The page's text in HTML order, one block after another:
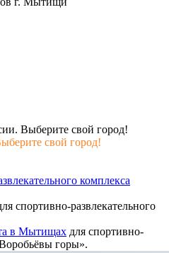
Выберите свой город!
свой город!
комплекса
спортивно-развлекательного
в Мытищах для спортивно-
горы».